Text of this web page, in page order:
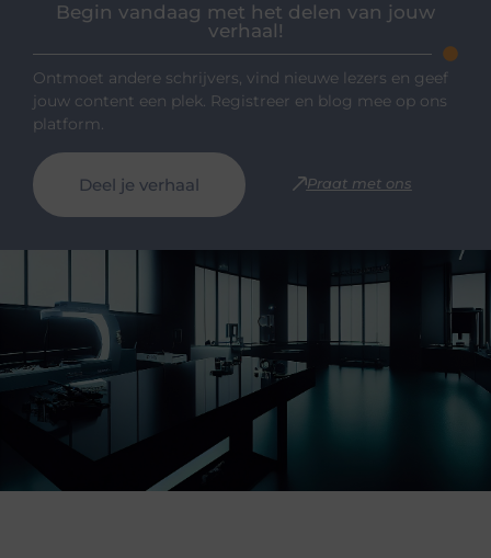
Begin vandaag met het delen van jouw
verhaal!
Ontmoet andere schrijvers, vind nieuwe lezers en geef
jouw content een plek. Registreer en blog mee op ons
platform.
Deel je verhaal Praat met ons